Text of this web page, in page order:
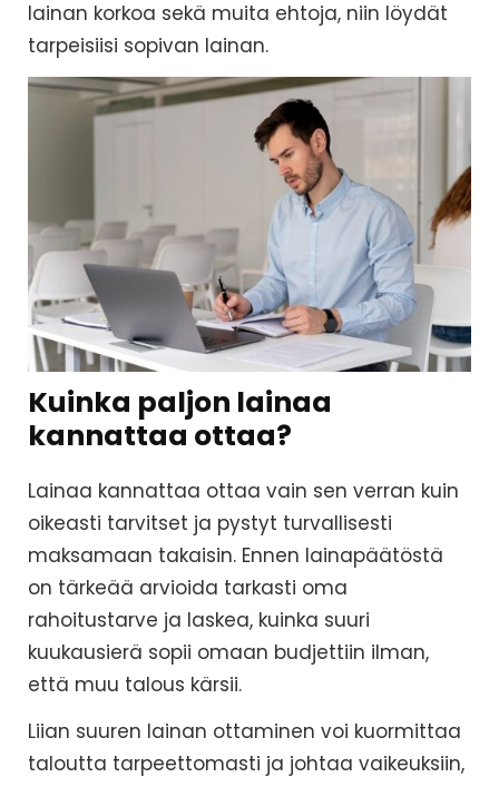
lainan korkoa sekä muita ehtoja, niin löydät
tarpeisiisi sopivan lainan.
Kuinka paljon lainaa
kannattaa ottaa?
Lainaa kannattaa ottaa vain sen verran kuin
oikeasti tarvitset ja pystyt turvallisesti
maksamaan takaisin. Ennen lainapäätöstä
on tärkeää arvioida tarkasti oma
rahoitustarve ja laskea, kuinka suuri
kuukausierä sopii omaan budjettiin ilman,
että muu talous kärsii.
Liian suuren lainan ottaminen voi kuormittaa
taloutta tarpeettomasti ja johtaa vaikeuksiin,